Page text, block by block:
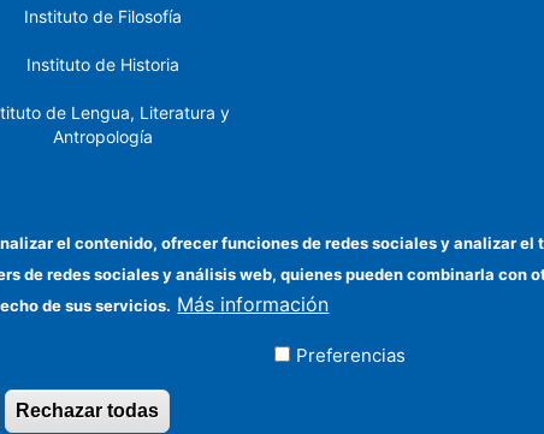
Instituto de Filosofía
Instituto de Historia
de Lengua, Literatura y
Antropología
Próximo
de Políticas y Bienes
Públicos
el contenido, ofrecer funciones de redes sociales y analizar
de redes sociales y análisis web, quienes pueden combinarla con
de sus servicios. Más información
Preferencias
Rechazar todas